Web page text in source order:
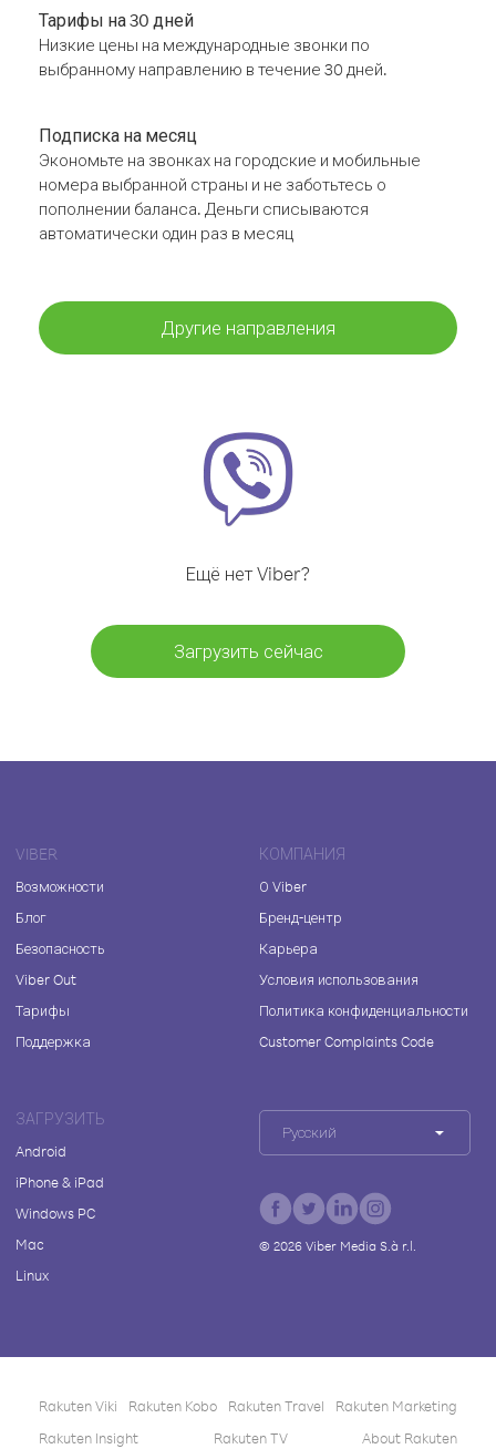
Тарифы на 30 дней
Низкие цены на международные звонки по
выбранному направлению в течение 30 дней.
Подписка на месяц
Экономьте на звонках на городские и мобильные
номера выбранной страны и не заботьтесь о
пополнении баланса. Деньги списываются
автоматически один раз в месяц
Другие направления
Ещё нет Viber?
Загрузить сейчас
VIBER
Возможности
Блог
Безопасность
Viber Out
Тарифы
Поддержка
КОМПАНИЯ
О Viber
Бренд-центр
Карьера
Условия использования
Политика конфиденциальности
Customer Complaints Code
ЗАГРУЗИТЬ
Android
iPhone & iPad
Windows PC
Mac
Linux
Русский
© 2026Viber Media S.à r.l.
Rakuten Viki Rakuten Kobo Rakuten Travel
Rakuten Marketing
Rakuten Insight
Rakuten TV About Rakuten